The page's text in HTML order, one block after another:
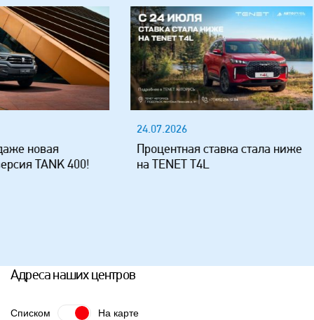
400!
Процентная ставка стала ниже
на TENET T4L
Уже у
Адреса наших центров
Списком На карте